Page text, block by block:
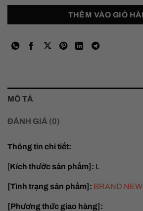
THÊM VÀO GIỎ
MÔ TẢ
ĐÁNH GIÁ (0)
Thông tin chi tiết:
[Kích thước sản phẩm]: L
[Tình trạng sản phẩm]: BRAND NEW
[Phương thức giao hàng]: